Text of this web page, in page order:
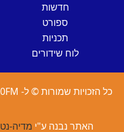
חדשות
ספורט
תכניות
לוח שידורים
כל הזכויות שמורות © ל- 90FM
האתר נבנה ע"י מדיה-נט